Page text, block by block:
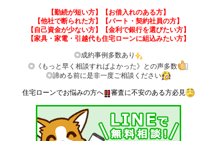
【勤続が短い方】【お借入れのある方】
【他社で断られた方】【パート・契約社員の方】
【自己資金が少ない方】【金利で銀行を選びたい方】
【家具・家電・引越代も住宅ローンに組込みたい方】
◎成約事例多数あり
◎《もっと早く相談すればよかった》との声多数
◎諦める前に是非一度ご相談ください
住宅ローンでお悩みの方へ 審査に不安のある方必見